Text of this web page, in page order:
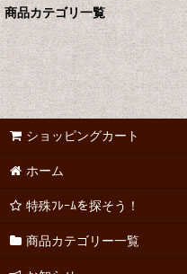
商品カテゴリ一覧
ショッピングカート
ホーム
特殊ﾌﾚｰﾑを探そう！
商品カテゴリー一覧